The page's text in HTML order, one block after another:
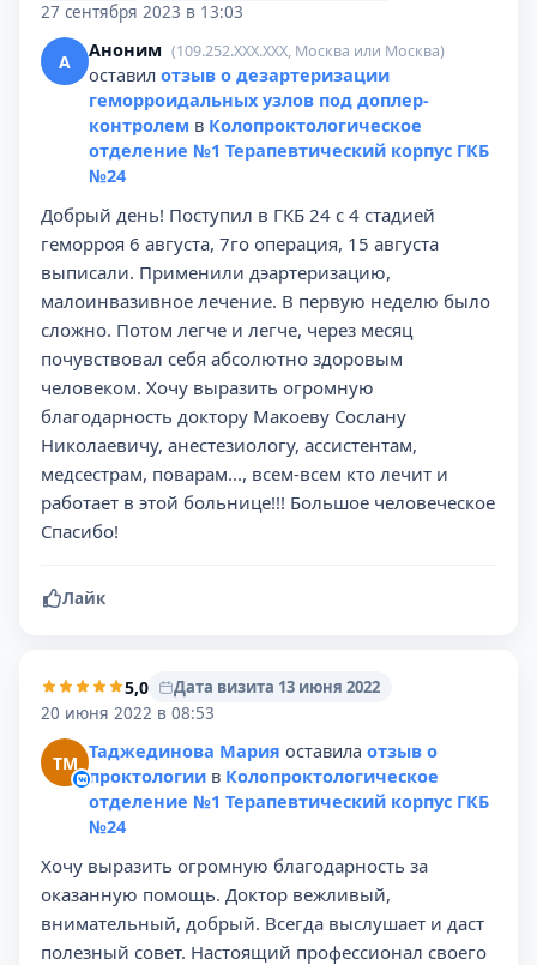
27 сентября 2023 в 13:03
А Аноним (109.252.XXX.XXX, Москва или Москва)
оставил отзыв о дезартеризации
геморроидальных узлов под доплер-
контролем в Колопроктологическое
отделение №1 Терапевтический корпус ГКБ
№24
Добрый день! Поступил в ГКБ 24 с 4 стадией
геморроя 6 августа, 7го операция, 15 августа
выписали. Применили дэартеризацию,
малоинвазивное лечение. В первую неделю было
сложно. Потом легче и легче, через месяц
почувствовал себя абсолютно здоровым
человеком. Хочу выразить огромную
благодарность доктору Макоеву Сослану
Николаевичу, анестезиологу, ассистентам,
медсестрам, поварам..., всем-всем кто лечит и
работает в этой больнице!!! Большое человеческое
Спасибо!
Лайк
5,0
Дата визита 13 июня 2022
20 июня 2022 в 08:53
ТМ Таджединова Мария оставила отзыв о
проктологии в Колопроктологическое
отделение №1 Терапевтический корпус ГКБ
№24
Хочу выразить огромную благодарность за
оказанную помощь. Доктор вежливый,
внимательный, добрый. Всегда выслушает и даст
полезный совет. Настоящий профессионал своего